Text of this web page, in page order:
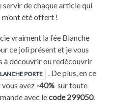
servir de chaque article qui
m’ont été offert !
vraiment la fée Blanche
ce joli présent et je vous
à découvrir ou redécouvrir
PORTE
. De plus, en ce
avez -40% sur toute
avec lecode 299050.